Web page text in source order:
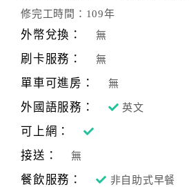
品
宣
修完工時間：109年
外幣兌換： 無
刷卡服務： 無
單車可進房： 無
外國語服務： 英文
可上網：
接送：
無
餐飲服務： 非自助式早餐